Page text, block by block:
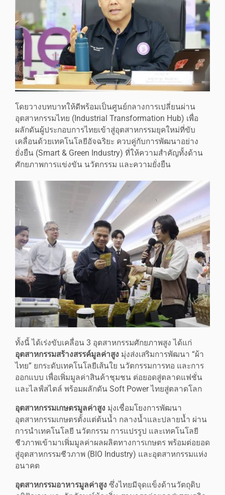
โดยวางบทบาทให้ดีพร้อมเป็นศูนย์กลางการเปลี่ยนผ่าน
อุตสาหกรรมไทย (Industrial Transformation Hub) เพื่อ
ผลักดันผู้ประกอบการไทยเข้าสู่อุตสาหกรรมยุคใหม่ที่ขับ
เคลื่อนด้วยเทคโนโลยีอัจฉริยะ ควบคู่กับการพัฒนาอย่าง
ยั่งยืน (Smart & Green Industry) ที่ให้ความสำคัญทั้งด้าน
ศักยภาพการแข่งขัน นวัตกรรม และความยั่งยืน
ทั้งนี้ ได้เร่งขับเคลื่อน 3 อุตสาหกรรมศักยภาพสูง ได้แก่
อุตสาหกรรมสร้างสรรค์มูลค่าสูง มุ่งส่งเสริมการพัฒนา “ผ้า
ไทย” ยกระดับเทคโนโลยีเส้นใย นวัตกรรมการทอ และการ
ออกแบบ เพื่อเพิ่มมูลค่าสินค้าชุมชน ต่อยอดสู่ตลาดแฟชั่น
และไลฟ์สไตล์ พร้อมผลักดัน Soft Power ไทยสู่ตลาดโลก
อุตสาหกรรมเกษตรมูลค่าสูง มุ่งเชื่อมโยงการพัฒนา
อุตสาหกรรมเกษตรตั้งแต่ต้นน้ำ กลางน้ำและปลายน้ำ ผ่าน
การนำเทคโนโลยี นวัตกรรม การแปรรูป และเทคโนโลยี
ชีวภาพเข้ามาเพิ่มมูลค่าผลผลิตทางการเกษตร พร้อมต่อยอด
สู่อุตสาหกรรมชีวภาพ (BIO Industry) และอุตสาหกรรมแห่ง
อนาคต
อุตสาหกรรมอาหารมูลค่าสูง ซึ่งไทยมีจุดแข็งด้านวัตถุดิบ